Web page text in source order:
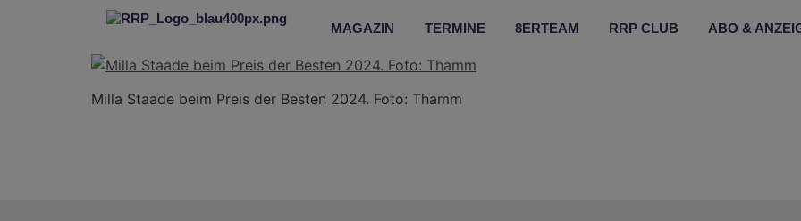
MAGAZIN TERMINE 8ERTEAM RRP CLUB ABO &
Milla Staade beim Preis der Besten 2024. Foto: Thamm